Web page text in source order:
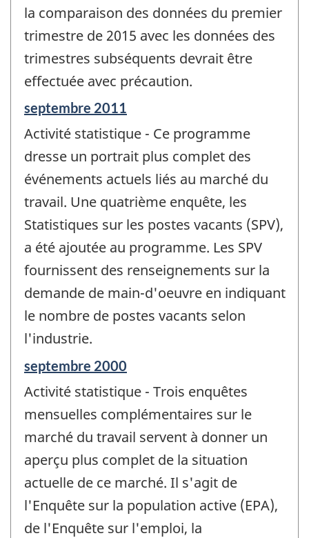
la comparaison des données du premier
trimestre de 2015 avec les données des
trimestres subséquents devrait être
effectuée avec précaution.
Période
référence
de
changement
-
septembre 2011
Activité statistique - Ce programme
dresse un portrait plus complet des
événements actuels liés au marché du
travail. Une quatrième enquête, les
Statistiques sur les postes vacants (SPV),
a été ajoutée au programme. Les SPV
fournissent des renseignements sur la
demande de main-d'oeuvre en indiquant
le nombre de postes vacants selon
l'industrie.
Période
référence
de
-
septembre 2000
Activité statistique - Trois enquêtes
mensuelles complémentaires sur le
marché du travail servent à donner un
aperçu plus complet de la situation
actuelle de ce marché. Il s'agit de
l'Enquête sur la population active (EPA),
de l'Enquête sur l'emploi, la